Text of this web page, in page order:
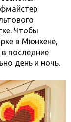
Чтобы
в Мюнхене,
последние
день и ночь.